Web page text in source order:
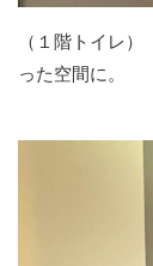
（１階トイレ）
った空間に。